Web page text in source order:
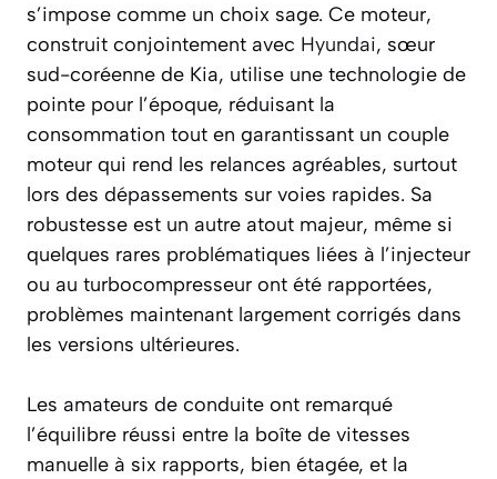
s’impose comme un choix sage. Ce moteur,
construit conjointement avec Hyundai, sœur
sud-coréenne de Kia, utilise une technologie de
pointe pour l’époque, réduisant la
consommation tout en garantissant un couple
moteur qui rend les relances agréables, surtout
lors des dépassements sur voies rapides. Sa
robustesse est un autre atout majeur, même si
quelques rares problématiques liées à l’injecteur
ou au turbocompresseur ont été rapportées,
problèmes maintenant largement corrigés dans
les versions ultérieures.
Les amateurs de conduite ont remarqué
l’équilibre réussi entre la boîte de vitesses
manuelle à six rapports, bien étagée, et la